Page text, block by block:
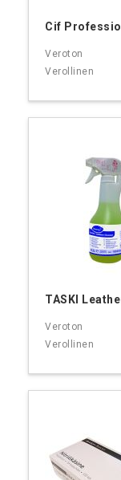
Cif
TASKI